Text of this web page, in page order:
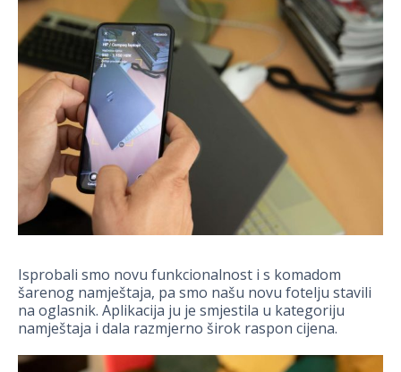
Isprobali smo novu funkcionalnost i s komadom
šarenog namještaja, pa smo našu novu fotelju stavili
na oglasnik. Aplikacija ju je smjestila u kategoriju
namještaja i dala razmjerno širok raspon cijena.